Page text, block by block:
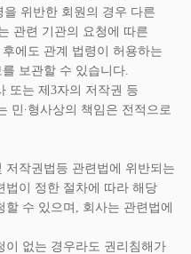
위반한 회원의 경우 다른
관련 기관의 요청에 따른
에도 관계 법령이 허용하는
보관할 수 있습니다.
또는 제3자의 저작권 등
민∙형사상의 책임은 전적으로
작권법등 관련법에 위반되는
법이 정한 절차에 따라 해당
수 있으며, 회사는 관련법에
없는 경우라도 권리침해가